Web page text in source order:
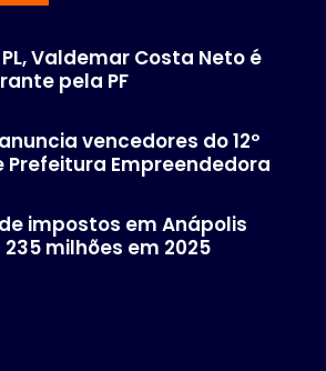
Valdemar Costa Neto é
pela PF
vencedores do 12º
Prefeitura Empreendedora
impostos em Anápolis
milhões em 2025